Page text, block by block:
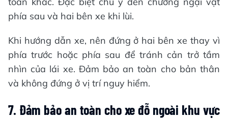
phía sau và hai bên xe khi lùi.
Khi hướng dẫn xe, nên đứng ở hai bên xe thay vì
phía trước hoặc phía sau để tránh cản trở tầm
nhìn của lái xe. Đảm bảo an toàn cho bản thân
và không đứng ở vị trí nguy hiểm.
7. Đảm bảo an toàn cho xe đỗ ngoài khu vực